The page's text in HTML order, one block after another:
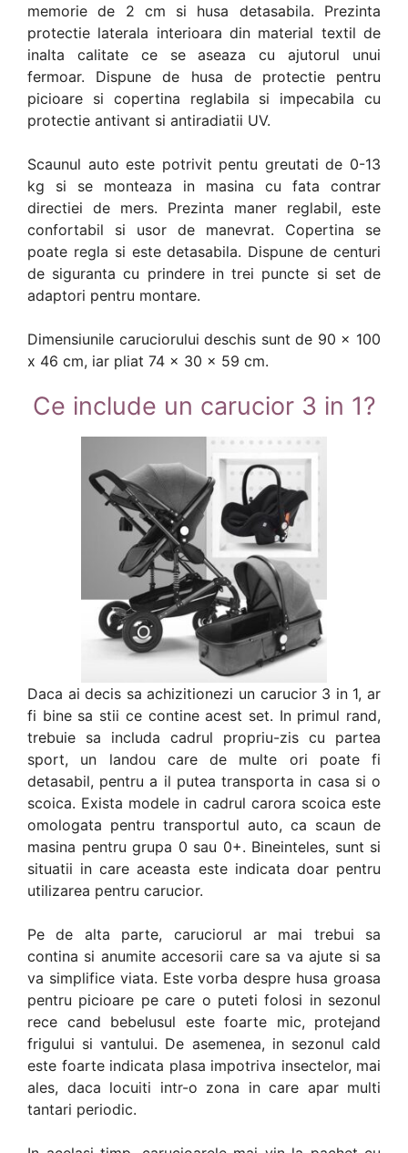
memorie de 2 cm si husa detasabila. Prezinta
protectie laterala interioara din material textil de
inalta calitate ce se aseaza cu ajutorul unui
fermoar. Dispune de husa de protectie pentru
picioare si copertina reglabila si impecabila cu
protectie antivant si antiradiatii UV.
Scaunul auto este potrivit pentu greutati de 0-13
kg si se monteaza in masina cu fata contrar
directiei de mers. Prezinta maner reglabil, este
confortabil si usor de manevrat. Copertina se
poate regla si este detasabila. Dispune de centuri
de siguranta cu prindere in trei puncte si set de
adaptori pentru montare.
Dimensiunile caruciorului deschis sunt de 90 x 100
x 46 cm, iar pliat 74 x 30 x 59 cm.
Ce include un carucior 3 in 1?
Daca ai decis sa achizitionezi un carucior 3 in 1, ar
fi bine sa stii ce contine acest set. In primul rand,
trebuie sa includa cadrul propriu-zis cu partea
sport, un landou care de multe ori poate fi
detasabil, pentru a il putea transporta in casa si o
scoica. Exista modele in cadrul carora scoica este
omologata pentru transportul auto, ca scaun de
masina pentru grupa 0 sau 0+. Bineinteles, sunt si
situatii in care aceasta este indicata doar pentru
utilizarea pentru carucior.
Pe de alta parte, caruciorul ar mai trebui sa
contina si anumite accesorii care sa va ajute si sa
va simplifice viata. Este vorba despre husa groasa
pentru picioare pe care o puteti folosi in sezonul
rece cand bebelusul este foarte mic, protejand
frigului si vantului. De asemenea, in sezonul cald
este foarte indicata plasa impotriva insectelor, mai
ales, daca locuiti intr-o zona in care apar multi
tantari periodic.